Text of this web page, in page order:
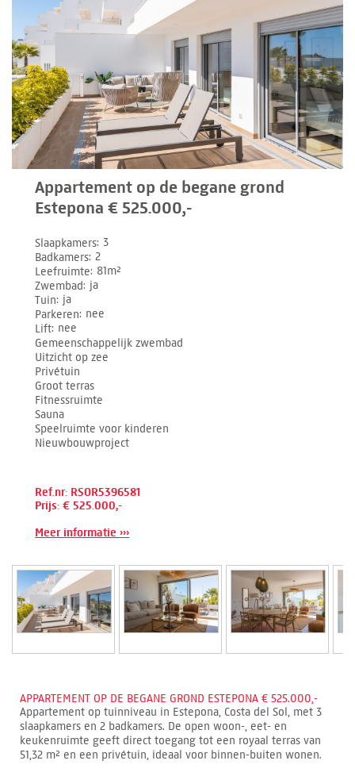
Appartement op de begane grond
Estepona € 525.000,-
Slaapkamers 3
Badkamers 2
Leefruimte 81m²
Zwembad ja
Tuin ja
Parkeren nee
Lift nee
Gemeenschappelijk zwembad
Uitzicht op zee
Privétuin
Groot terras
Fitnessruimte
Sauna
Speelruimte voor kinderen
Nieuwbouwproject
Ref.nr: RSOR5396581
Prijs: € 525.000,-
Meer informatie ›››
APPARTEMENT OP DE BEGANE GROND ESTEPONA € 525.000,-
Appartement op tuinniveau in Estepona, Costa del Sol, met 3
slaapkamers en 2 badkamers. De open woon-, eet- en
keukenruimte geeft direct toegang tot een royaal terras van
51,32 m² en een privétuin, ideaal voor binnen-buiten wonen.